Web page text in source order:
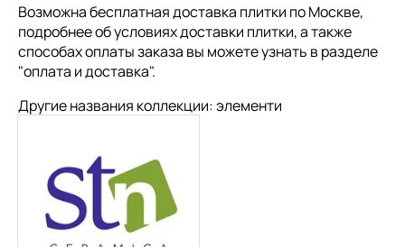
Возможна бесплатная доставка плитки по Москве,
подробнее об условиях доставки плитки, а также
способах оплаты заказа вы можете узнать в разделе
"оплата и доставка".
Другие названия коллекции: элементи